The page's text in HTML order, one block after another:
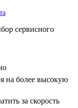
сервисного
на более высокую
за скорость